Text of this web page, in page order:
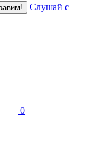
Слушай с
0